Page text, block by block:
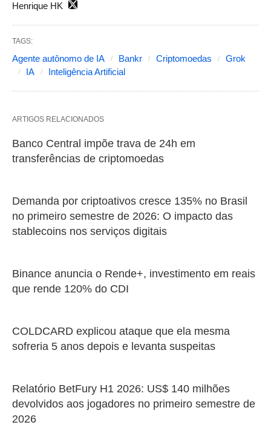
Henrique HK
TAGS:
Agente autônomo de IA Bankr Criptomoedas
Grok
IA
Inteligência Artificial
ARTIGOS RELACIONADOS
Banco Central impõe trava de 24h em
transferências de criptomoedas
Demanda por criptoativos cresce 135% no Brasil
no primeiro semestre de 2026: O impacto das
stablecoins nos serviços digitais
Binance anuncia o Rende+, investimento em reais
que rende 120% do CDI
COLDCARD explicou ataque que ela mesma
sofreria 5 anos depois e levanta suspeitas
Relatório BetFury H1 2026: US$ 140 milhões
devolvidos aos jogadores no primeiro semestre de
2026